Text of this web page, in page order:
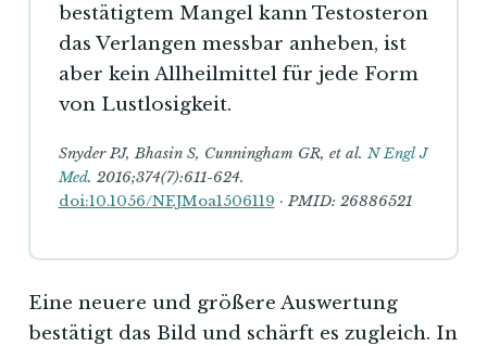
bestätigtem Mangel kann Testosteron
das Verlangen messbar anheben, ist
aber kein Allheilmittel für jede Form
von Lustlosigkeit.
Snyder PJ, Bhasin S, Cunningham GR, et al. N Engl J
Med. 2016;374(7):611-624.
doi:10.1056/NEJMoa1506119 · PMID: 26886521
Eine neuere und größere Auswertung
bestätigt das Bild und schärft es zugleich. In